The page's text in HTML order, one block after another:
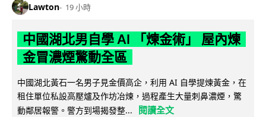
Lawton 19 小時
中國湖北男自學 AI 「煉金術」 屋內煉
金冒濃煙驚動全區
中國湖北黃石一名男子見金價高企，利用 AI 自學提煉黃金，在
租住單位私設高壓爐及作坊冶煉，過程產生大量刺鼻濃煙，驚
動鄰居報警。警方到場揭發整...
閱讀全文